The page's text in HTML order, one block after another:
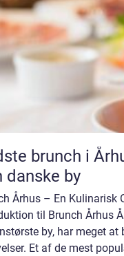
brunch i
danske by
Århus – En Kulinarisk
til Brunch Århus
by, har meget
Et af de mest